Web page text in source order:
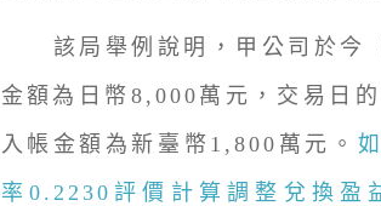
該局舉例說明，甲公司於今
金額為日幣8,000萬元，交易日
入帳金額為新臺幣1,800萬元。
率0.2230評價計算調整兌換盈